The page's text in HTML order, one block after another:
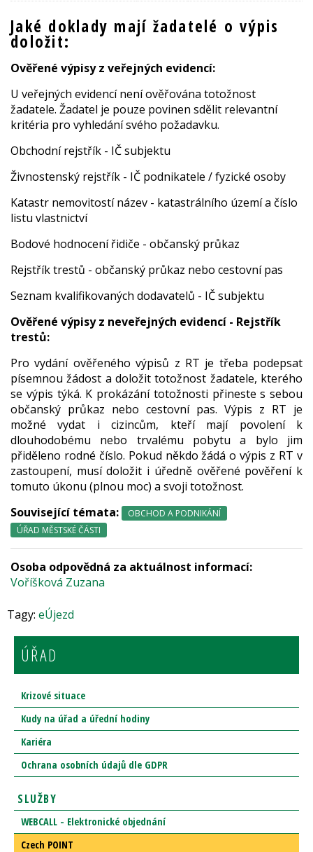
Jaké doklady mají žadatelé o výpis
doložit:
Ověřené výpisy z veřejných evidencí:
U veřejných evidencí není ověřována totožnost
žadatele. Žadatel je pouze povinen sdělit relevantní
kritéria pro vyhledání svého požadavku.
Obchodní rejstřík - IČ subjektu
Živnostenský rejstřík - IČ podnikatele / fyzické osoby
Katastr nemovitostí název - katastrálního území a číslo
listu vlastnictví
Bodové hodnocení řidiče - občanský průkaz
Rejstřík trestů - občanský průkaz nebo cestovní pas
Seznam kvalifikovaných dodavatelů - IČ subjektu
Ověřené výpisy z neveřejných evidencí - Rejstřík
trestů:
Pro vydání ověřeného výpisů z RT je třeba podepsat
písemnou žádost a doložit totožnost žadatele, kterého
se výpis týká. K prokázání totožnosti přineste s sebou
občanský průkaz nebo cestovní pas. Výpis z RT je
možné vydat i cizincům, kteří mají povolení k
dlouhodobému nebo trvalému pobytu a bylo jim
přiděleno rodné číslo. Pokud někdo žádá o výpis z RT v
zastoupení, musí doložit i úředně ověřené pověření k
tomuto úkonu (plnou moc) a svoji totožnost.
Související témata:
OBCHOD A PODNIKÁNÍ
ÚŘAD MĚSTSKÉ ČÁSTI
Osoba odpovědná za aktuálnost informací:
Voříšková Zuzana
Tagy: eÚjezd
ÚŘAD
Krizové situace
Kudy na úřad a úřední hodiny
Kariéra
Ochrana osobních údajů dle GDPR
SLUŽBY
WEBCALL - Elektronické objednání
Czech POINT